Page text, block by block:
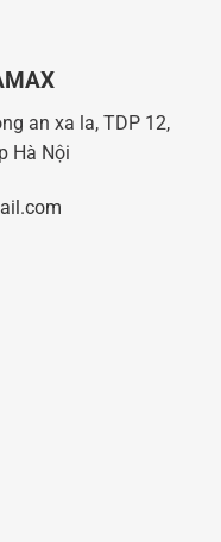
an xa la, TDP 12,
Hà Nội